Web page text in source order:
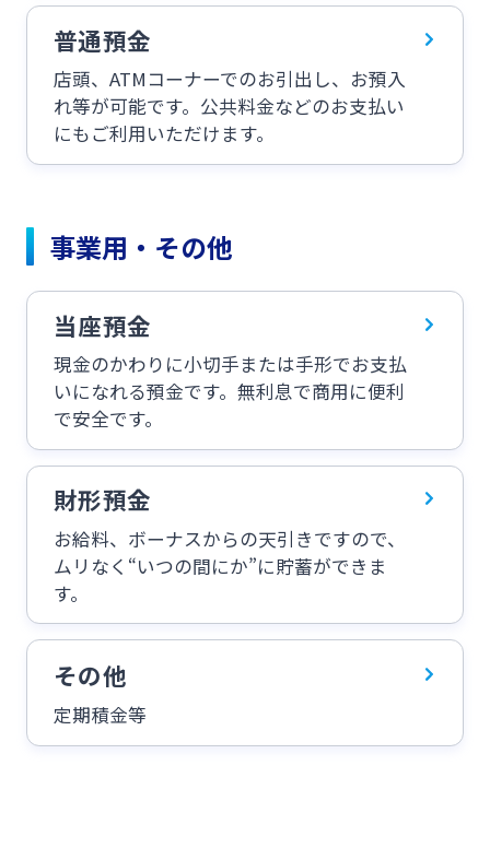
クレジットカード
キャッシュレスサービス
閉じる
よくあるご質問 チャットで相談
English
法人・個人事業主のお客さま
株主・投資家の皆さま
宮崎銀行について
ニュースリリース一覧
採用情報
お問い合わせ先一覧
普通預金
店頭、ATMコーナーでのお引出し、お預入
れ等が可能です。公共料金などのお支払い
にもご利用いただけます。
事業用・その他
当座預金
現金のかわりに小切手または手形でお支払
いになれる預金です。無利息で商用に便利
で安全です。
財形預金
お給料、ボーナスからの天引きですので、
ムリなく“いつの間にか”に貯蓄ができま
す。
その他
定期積金等